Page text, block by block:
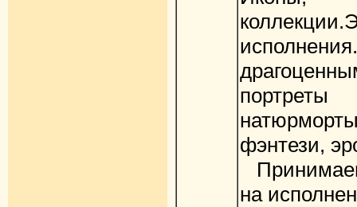
фэнтези,
на